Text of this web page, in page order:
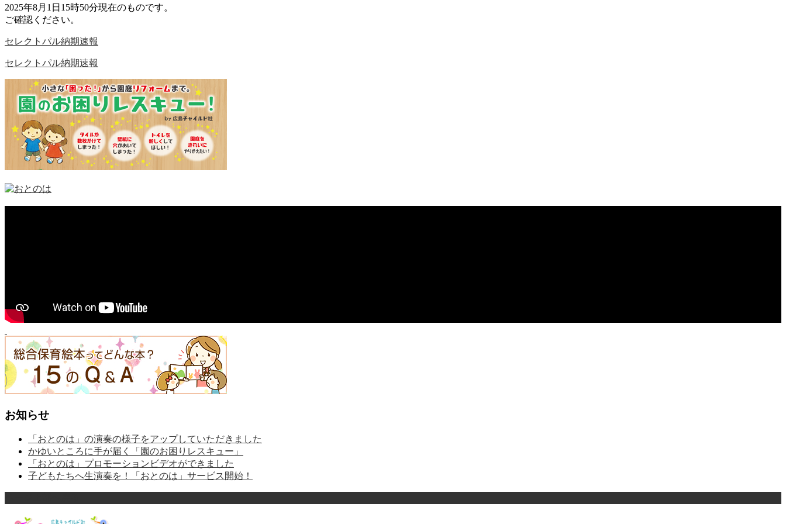
2025年8月1日15時50分現在のものです。
ご確認ください。
セレクトパル納期速報
セレクトパル納期速報
お知らせ
「おとのは」の演奏の様子をアップしていただきました
かゆいところに手が届く「園のお困りレスキュー」
「おとのは」プロモーションビデオができました
子どもたちへ生演奏を！「おとのは」サービス開始！